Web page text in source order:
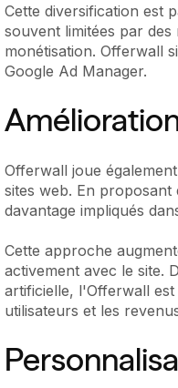
Cette diversification est
souvent limitées par
monétisation. Offerwall
Google Ad Manager.
Offerwall joue
sites web. En proposant
davantage impliqués
Cette approche
activement avec le site.
artificielle, l'Offerwall est
utilisateurs et les